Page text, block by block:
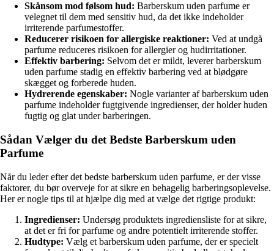
Skånsom mod følsom hud: Barberskum uden parfume er
velegnet til dem med sensitiv hud, da det ikke indeholder
irriterende parfumestoffer.
Reducerer risikoen for allergiske reaktioner: Ved at undgå
parfume reduceres risikoen for allergier og hudirritationer.
Effektiv barbering: Selvom det er mildt, leverer barberskum
uden parfume stadig en effektiv barbering ved at blødgøre
skægget og forberede huden.
Hydrerende egenskaber: Nogle varianter af barberskum uden
parfume indeholder fugtgivende ingredienser, der holder huden
fugtig og glat under barberingen.
Sådan Vælger du det Bedste Barberskum uden
Parfume
Når du leder efter det bedste barberskum uden parfume, er der visse
faktorer, du bør overveje for at sikre en behagelig barberingsoplevelse.
Her er nogle tips til at hjælpe dig med at vælge det rigtige produkt:
Ingredienser: Undersøg produktets ingrediensliste for at sikre,
at det er fri for parfume og andre potentielt irriterende stoffer.
Hudtype: Vælg et barberskum uden parfume, der er specielt